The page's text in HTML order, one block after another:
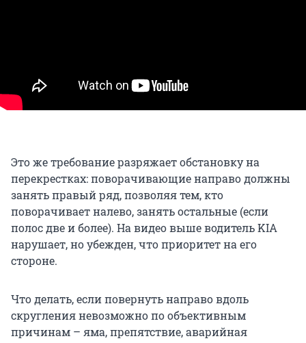
Это же требование разряжает обстановку на
перекрестках: поворачивающие направо должны
занять правый ряд, позволяя тем, кто
поворачивает налево, занять остальные (если
полос две и более). На видео выше водитель KIA
нарушает, но убежден, что приоритет на его
стороне.
Что делать, если повернуть направо вдоль
скругления невозможно по объективным
причинам – яма, препятствие, аварийная